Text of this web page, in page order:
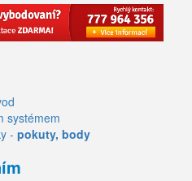
systémem
- pokuty, body